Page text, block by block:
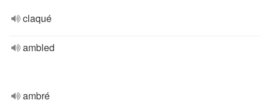
claqué
ambled
ambré